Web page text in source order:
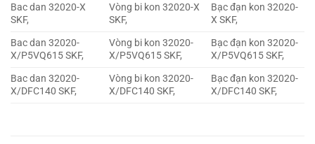
Bac dan 32020-X
SKF,
Vòng bi kon 32020-X
SKF,
Bạc đạn kon 32020-
X SKF,
Bac dan 32020-
X/P5VQ615 SKF,
Vòng bi kon 32020-
X/P5VQ615 SKF,
Bạc đạn kon 32020-
X/P5VQ615 SKF,
Bac dan 32020-
X/DFC140 SKF,
Vòng bi kon 32020-
X/DFC140 SKF,
Bạc đạn kon 32020-
X/DFC140 SKF,